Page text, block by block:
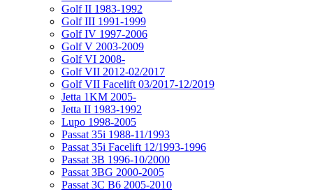
Golf II 1983-1992
Golf III 1991-1999
Golf IV 1997-2006
Golf V 2003-2009
Golf VI 2008-
Golf VII 2012-02/2017
Golf VII Facelift 03/2017-12/2019
Jetta 1KM 2005-
Jetta II 1983-1992
Lupo 1998-2005
Passat 35i 1988-11/1993
Passat 35i Facelift 12/1993-1996
Passat 3B 1996-10/2000
Passat 3BG 2000-2005
Passat 3C B6 2005-2010